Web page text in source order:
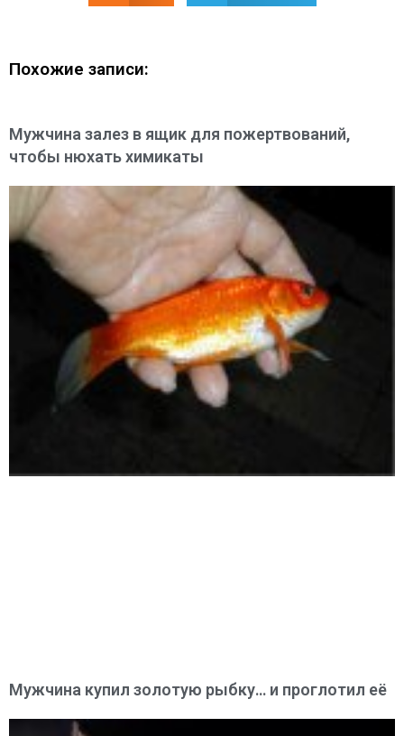
Похожие записи:
Мужчина залез в ящик для пожертвований,
чтобы нюхать химикаты
Мужчина купил золотую рыбку… и проглотил её